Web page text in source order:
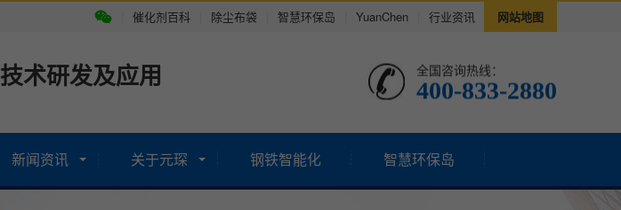
催化剂百科 除尘布袋 智慧环保岛 YuanChen 行业资讯 网站地图
技术研发及应用 全国咨询热线：
400-833-2880
新闻资讯 关于元琛 钢铁智能化 智慧环保岛